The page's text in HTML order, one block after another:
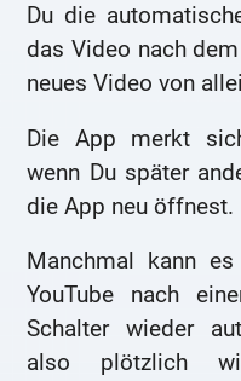
Du die
das Video nach
neues Video von
Die App merkt
wenn Du später
die App neu öffnest.
Manchmal kann
YouTube nach
Schalter wieder
also plötzlich